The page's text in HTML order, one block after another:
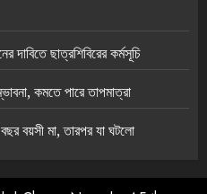
দাবিতে ছাত্রশিবিরের কর্মসূচি
কমতে পারে তাপমাত্রা
বয়সী মা, তারপর যা ঘটলো